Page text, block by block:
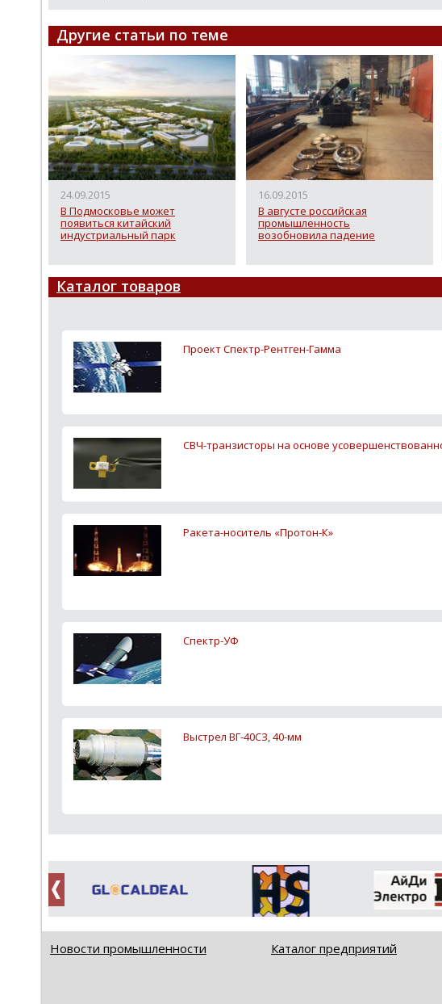
Другие статьи по теме
24.09.2015
В Подмосковье может
появиться китайский
индустриальный парк
16.09.2015
В августе российская
промышленность
возобновила падение
Каталог товаров
Проект Спектр-Рентген-Гамма
СВЧ-транзисторы на основе
Ракета-носитель «Протон-К»
Спектр-УФ
Выстрел ВГ-40СЗ, 40-мм
Новости промышленности Каталог предприятий